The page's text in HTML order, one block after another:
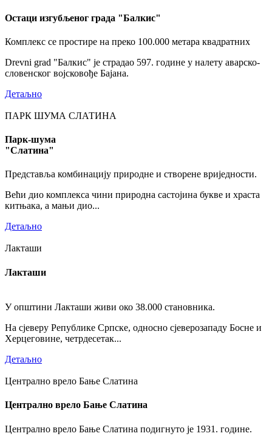
Остаци изгубљеног града "Балкис"
Комплекс се простире на преко 100.000 метара квадратних
Drevni grad "Балкис" је страдао 597. године у налету аварско-
словенског војсковође Бајана.
Детаљно
ПАРК ШУМА СЛАТИНА
Парк-шума
"Слатина"
Представља комбинацију природне и створене вриједности.
Већи дио комплекса чини природна састојина букве и храста
китњака, а мањи дио...
Детаљно
Лакташи
Лакташи
У општини Лакташи живи око 38.000 становника.
На сјеверу Републике Српске, односно сјеверозападу Босне и
Херцеговине, четрдесетак...
Детаљно
Централно врело Бање Слатина
Централно врело Бање Слатина
Централно врело Бање Слатина подигнуто је 1931. године.